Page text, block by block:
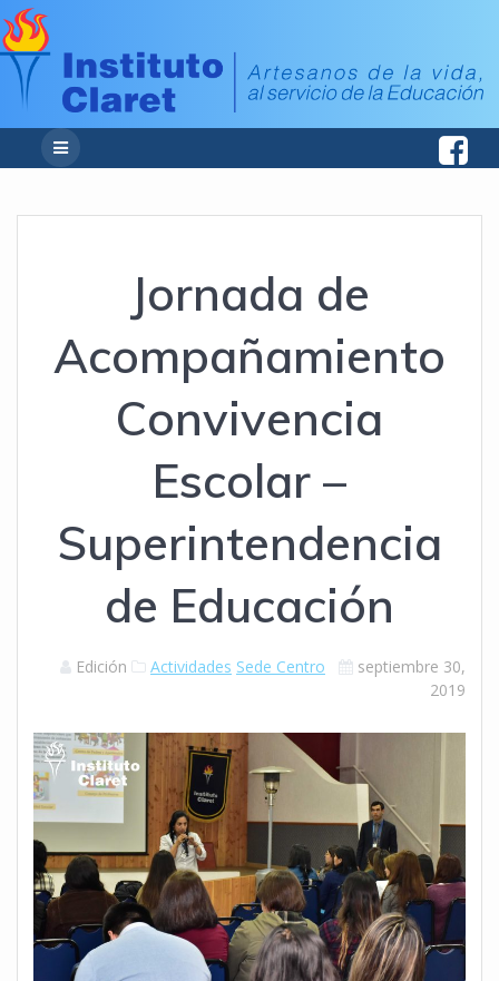
Jornada de
Acompañamiento
Convivencia
Escolar –
Superintendencia
de Educación
Edición Actividades Sede Centro
septiembre 30,
2019